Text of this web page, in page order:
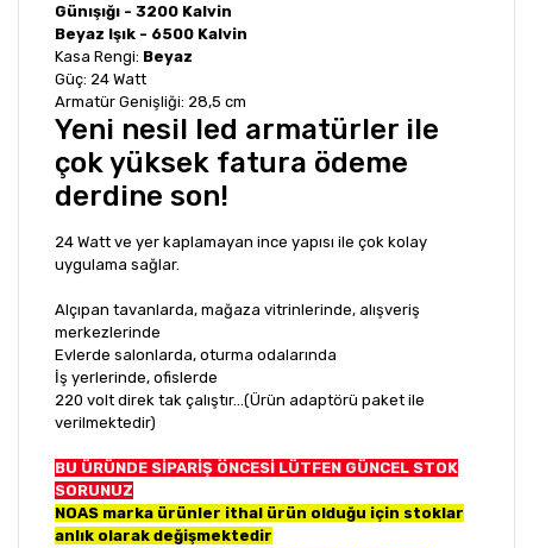
Günışığı - 3200 Kalvin
Beyaz Işık - 6500 Kalvin
Kasa Rengi: Beyaz
Güç: 24 Watt
Armatür Genişliği: 28,5 cm
Yeni nesil led armatürler ile
çok yüksek fatura ödeme
derdine son!
24 Watt ve yer kaplamayan ince yapısı ile çok kolay
uygulama sağlar.
Alçıpan tavanlarda, mağaza vitrinlerinde, alışveriş
merkezlerinde
Evlerde salonlarda, oturma odalarında
İş yerlerinde, ofislerde
220 volt direk tak çalıştır...(Ürün adaptörü paket ile
verilmektedir)
BU ÜRÜNDE SİPARİŞ ÖNCESİ LÜTFEN GÜNCEL STOK
SORUNUZ
NOAS marka ürünler ithal ürün olduğu için stoklar
anlık olarak değişmektedir